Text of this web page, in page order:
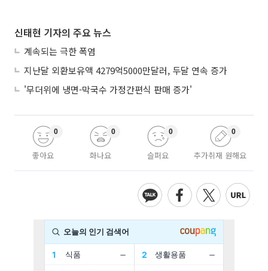
신태현 기자의 주요 뉴스
계속되는 극한 폭염
지난달 외환보유액 4279억5000만달러, 두달 연속 증가
'무더위에 냉면-막국수 가정간편식 판매 증가'
좋아요
0
화나요
0
슬퍼요
0
추가취재 원해요
0